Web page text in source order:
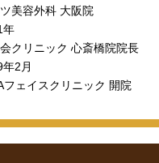
美容外科 大阪院
年
クリニック 心斎橋院院長
2月
フェイスクリニック 開院